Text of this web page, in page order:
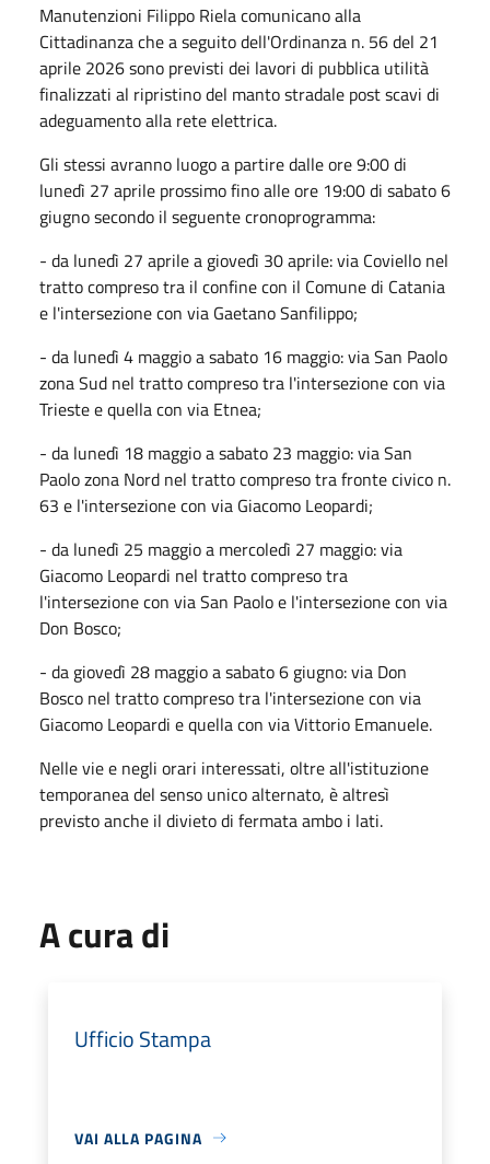
Manutenzioni Filippo Riela comunicano alla
Cittadinanza che a seguito dell'Ordinanza n. 56 del 21
aprile 2026 sono previsti dei lavori di pubblica utilità
finalizzati al ripristino del manto stradale post scavi di
adeguamento alla rete elettrica.
Gli stessi avranno luogo a partire dalle ore 9:00 di
lunedì 27 aprile prossimo fino alle ore 19:00 di sabato 6
giugno secondo il seguente cronoprogramma:
- da lunedì 27 aprile a giovedì 30 aprile: via Coviello nel
tratto compreso tra il confine con il Comune di Catania
e l'intersezione con via Gaetano Sanfilippo;
- da lunedì 4 maggio a sabato 16 maggio: via San Paolo
zona Sud nel tratto compreso tra l'intersezione con via
Trieste e quella con via Etnea;
- da lunedì 18 maggio a sabato 23 maggio: via San
Paolo zona Nord nel tratto compreso tra fronte civico n.
63 e l'intersezione con via Giacomo Leopardi;
- da lunedì 25 maggio a mercoledì 27 maggio: via
Giacomo Leopardi nel tratto compreso tra
l'intersezione con via San Paolo e l'intersezione con via
Don Bosco;
- da giovedì 28 maggio a sabato 6 giugno: via Don
Bosco nel tratto compreso tra l'intersezione con via
Giacomo Leopardi e quella con via Vittorio Emanuele.
Nelle vie e negli orari interessati, oltre all'istituzione
temporanea del senso unico alternato, è altresì
previsto anche il divieto di fermata ambo i lati.
A cura di
Ufficio Stampa
VAI ALLA PAGINA